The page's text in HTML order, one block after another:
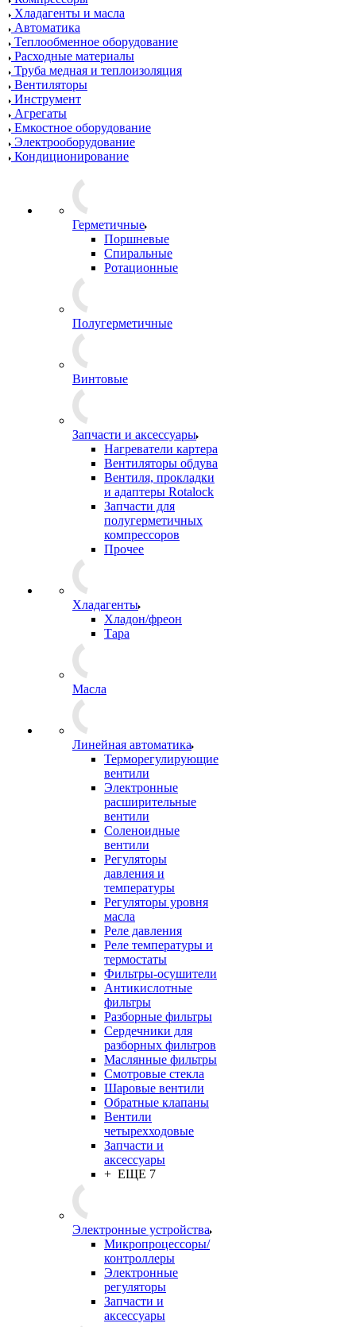
Хладагенты и масла
Автоматика
Теплообменное оборудование
Расходные материалы
Труба медная и теплоизоляция
Вентиляторы
Инструмент
Агрегаты
Емкостное оборудование
Электрооборудование
Кондиционирование
Герметичные
Поршневые
Спиральные
Ротационные
Полугерметичные
Винтовые
Запчасти и аксессуары
Нагреватели картера
Вентиляторы обдува
Вентиля, прокладки
и адаптеры Rotalock
Запчасти для
полугерметичных
компрессоров
Прочее
Хладагенты
Хладон/фреон
Тара
Масла
Линейная автоматика
Терморегулирующие
вентили
Электронные
расширительные
вентили
Соленоидные
вентили
Регуляторы
давления и
температуры
Регуляторы уровня
масла
Реле давления
Реле температуры и
термостаты
Фильтры-осушители
Антикислотные
фильтры
Разборные фильтры
Сердечники для
разборных фильтров
Маслянные фильтры
Смотровые стекла
Шаровые вентили
Обратные клапаны
Вентили
четырехходовые
Запчасти и
аксессуары
+ ЕЩЕ 7
Электронные устройства
Микропроцессоры/
контроллеры
Электронные
регуляторы
Запчасти и
аксессуары